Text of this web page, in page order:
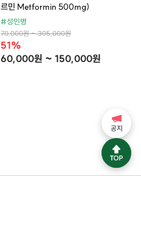
르민 Metformin 500mg)
#성인병
70,000원 ~ 305,000원
51%
60,000원 ~ 150,000원
공지